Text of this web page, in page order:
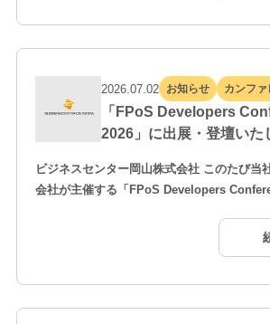
2026.07.02 お知らせ カンファ
「FPoS Developers
2026」に出展・登壇いた
ビジネスセンター岡山株式会社 このたび当
会社が主催する「FPoS Developers
DAY2「DEVELOPERS SESSIONS」（7月
として参加いたします。当日は展示ブース